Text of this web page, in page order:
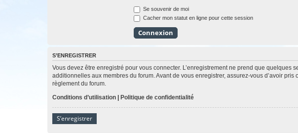
Se souvenir de moi
Cacher mon statut en ligne pour cette session
S’ENREGISTRER
Vous devez être enregistré pour vous connecter. L’enregistrement ne prend que
additionnelles aux membres du forum. Avant de vous enregistrer, assurez-vous d’avoir
règlement du forum.
Conditions d’utilisation | Politique de confidentialité
S’enregistrer